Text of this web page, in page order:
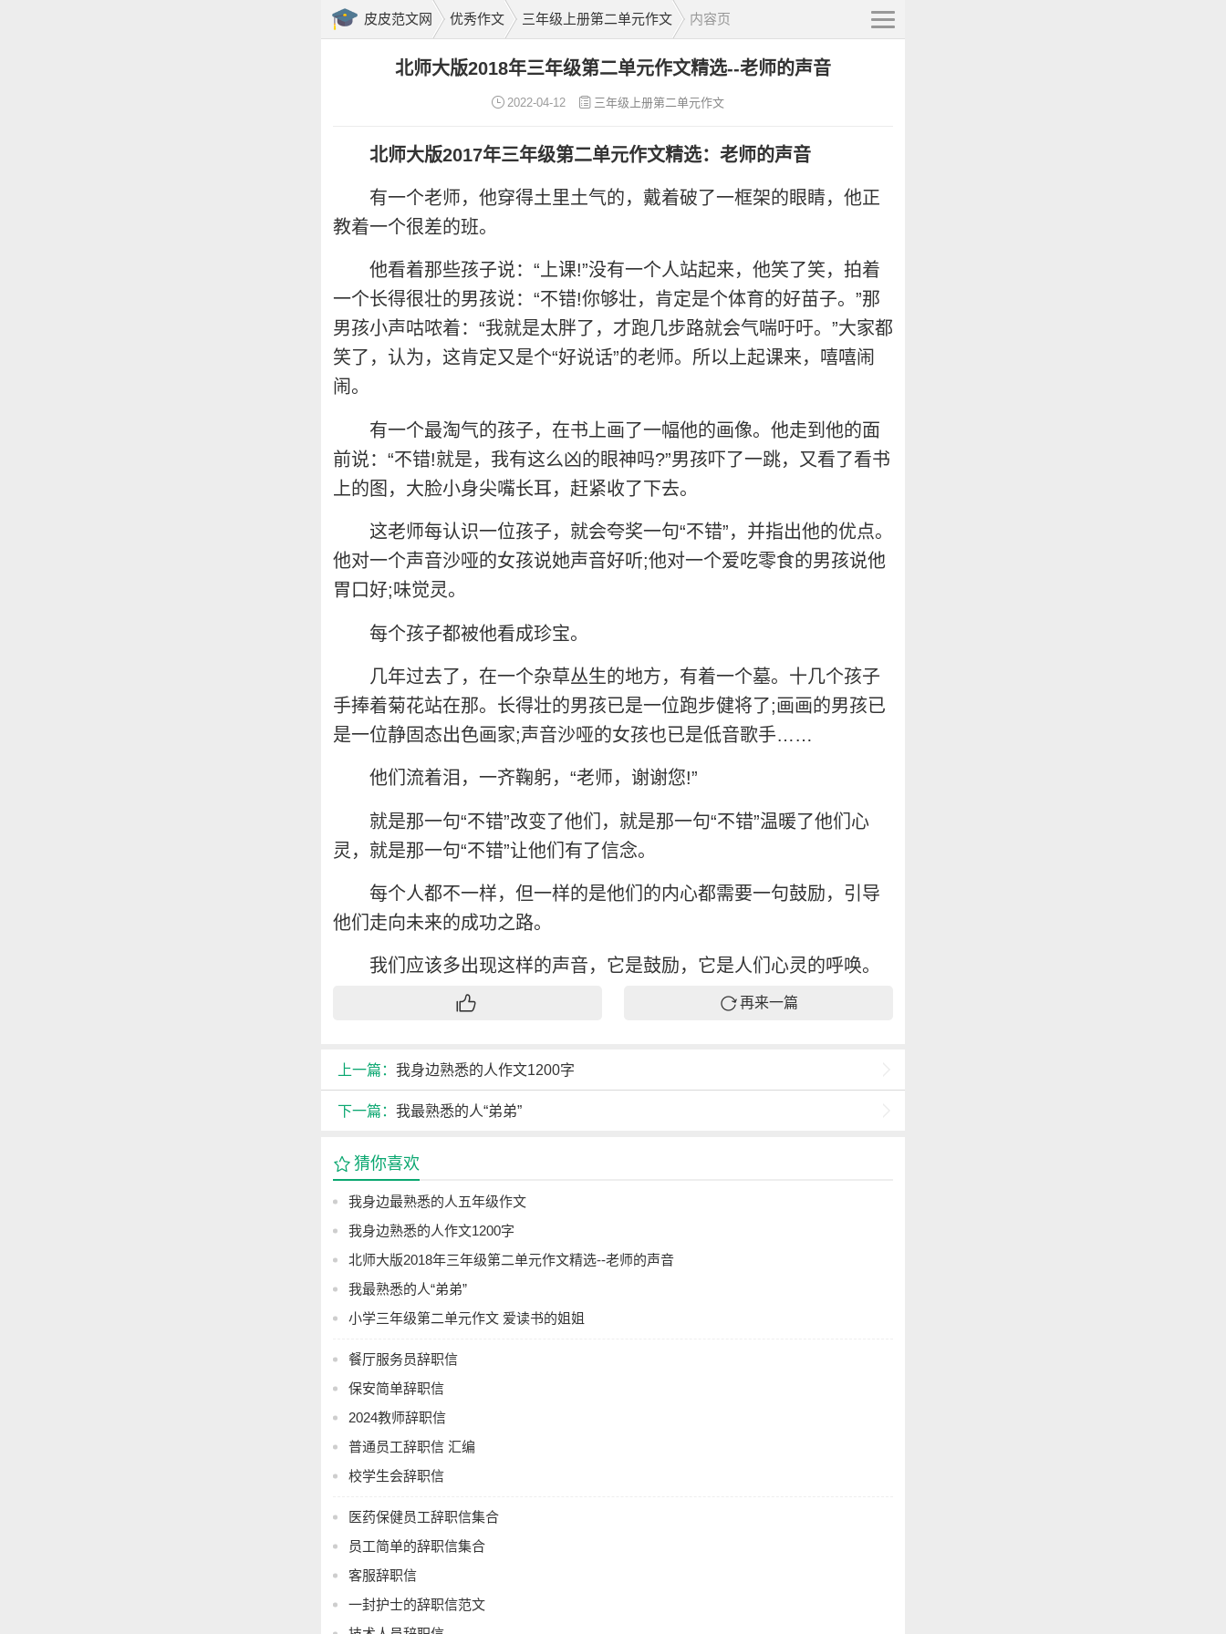
皮皮范文网 优秀作文 三年级上册第二单元作文 内容页
北师大版2018年三年级第二单元作文精选--老师的声音
2022-04-12 三年级上册第二单元作文
北师大版2017年三年级第二单元作文精选：老师的声音
有一个老师，他穿得土里土气的，戴着破了一框架的眼睛，他正
教着一个很差的班。
他看着那些孩子说：“上课!”没有一个人站起来，他笑了笑，拍着
一个长得很壮的男孩说：“不错!你够壮，肯定是个体育的好苗子。”那
男孩小声咕哝着：“我就是太胖了，才跑几步路就会气喘吁吁。”大家都
笑了，认为，这肯定又是个“好说话”的老师。所以上起课来，嘻嘻闹
闹。
有一个最淘气的孩子，在书上画了一幅他的画像。他走到他的面
前说：“不错!就是，我有这么凶的眼神吗?”男孩吓了一跳，又看了看书
上的图，大脸小身尖嘴长耳，赶紧收了下去。
这老师每认识一位孩子，就会夸奖一句“不错”，并指出他的优点。
他对一个声音沙哑的女孩说她声音好听;他对一个爱吃零食的男孩说他
胃口好;味觉灵。
每个孩子都被他看成珍宝。
几年过去了，在一个杂草丛生的地方，有着一个墓。十几个孩子
手捧着菊花站在那。长得壮的男孩已是一位跑步健将了;画画的男孩已
是一位静固态出色画家;声音沙哑的女孩也已是低音歌手……
他们流着泪，一齐鞠躬，“老师，谢谢您!”
就是那一句“不错”改变了他们，就是那一句“不错”温暖了他们心
灵，就是那一句“不错”让他们有了信念。
每个人都不一样，但一样的是他们的内心都需要一句鼓励，引导
他们走向未来的成功之路。
我们应该多出现这样的声音，它是鼓励，它是人们心灵的呼唤。
再来一篇
上一篇： 我身边熟悉的人作文1200字
下一篇： 我最熟悉的人“弟弟”
猜你喜欢
我身边最熟悉的人五年级作文
我身边熟悉的人作文1200字
北师大版2018年三年级第二单元作文精选--老师的声音
我最熟悉的人“弟弟”
小学三年级第二单元作文 爱读书的姐姐
餐厅服务员辞职信
保安简单辞职信
2024教师辞职信
普通员工辞职信 汇编
校学生会辞职信
医药保健员工辞职信集合
员工简单的辞职信集合
客服辞职信
一封护士的辞职信范文